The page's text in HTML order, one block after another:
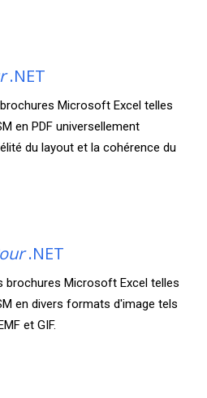
.NET
Microsoft Excel telles
en PDF universellement
du layout et la cohérence du
.NET
brochures Microsoft Excel telles
en divers formats d'image tels
et GIF.